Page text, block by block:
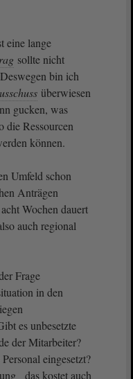
eine lange
sollte nicht
bin ich
überwiesen
gucken, was
die Ressourcen
können.
Umfeld schon
Anträgen
Wochen dauert
auch regional
Frage
in den
es unbesetzte
der Mitarbeiter?
eingesetzt?
das kostet auch